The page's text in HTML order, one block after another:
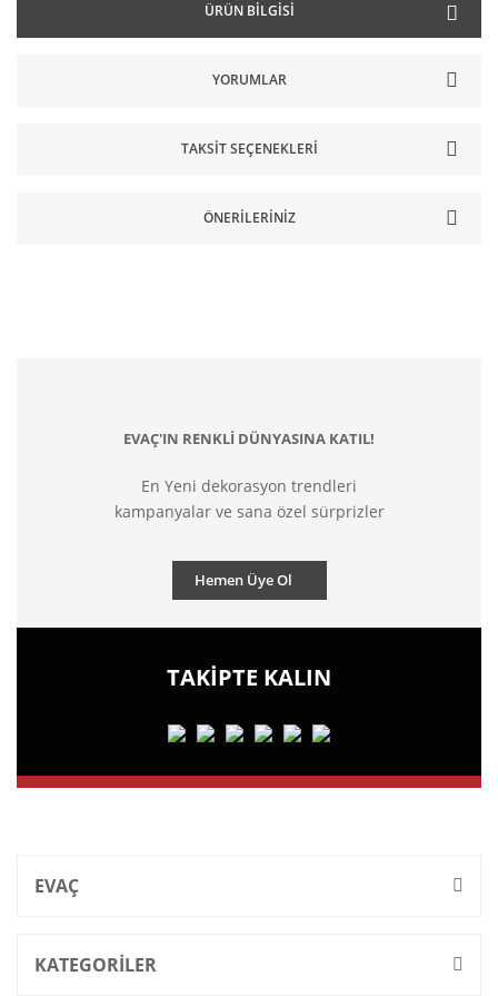
ÜRÜN BILGISI
YORUMLAR
TAKSIT SEÇENEKLERI
ÖNERILERINIZ
EVAÇ'IN RENKLİ DÜNYASINA KATIL!
En Yeni dekorasyon trendleri
kampanyalar ve sana özel sürprizler
Hemen Üye Ol
TAKİPTE KALIN
EVAÇ
KATEGORİLER